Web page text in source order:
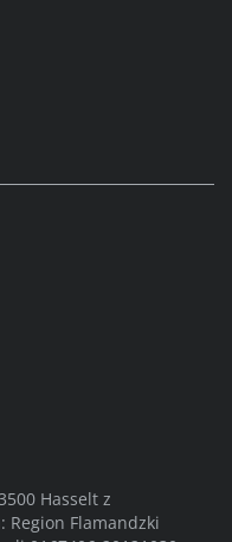
Hasselt z
Flamandzki